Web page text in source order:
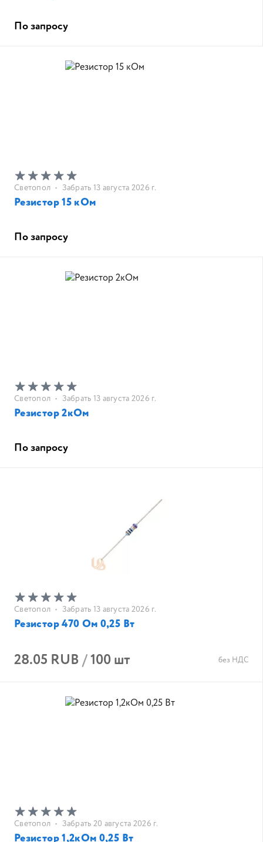
По запросу
Светопол • Забрать 13 августа 2026 г.
Резистор 15 кОм
По запросу
Светопол • Забрать 13 августа 2026 г.
Резистор 2кОм
По запросу
Светопол • Забрать 13 августа 2026 г.
Резистор 470 Ом 0,25 Вт
28.05 RUB/100 шт без НДС
Светопол • Забрать 20 августа 2026 г.
Резистор 1,2кОм 0,25 Вт